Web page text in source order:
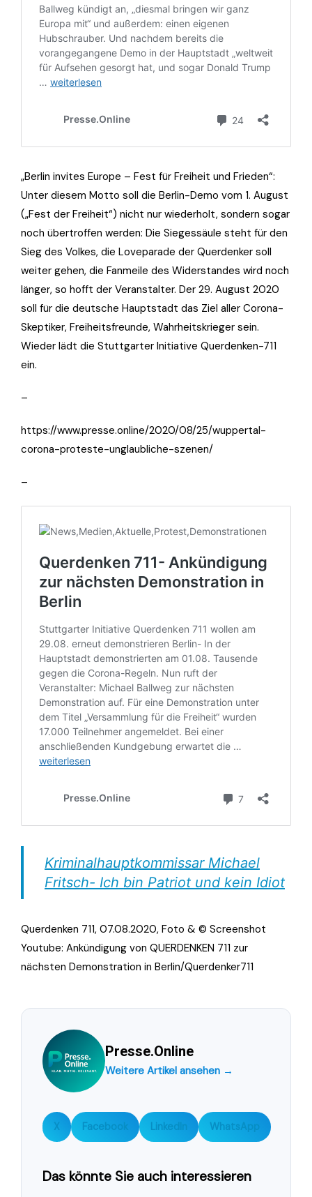
„Berlin invites Europe – Fest für Freiheit und Frieden“:
Unter diesem Motto soll die Berlin-Demo vom 1. August
(„Fest der Freiheit“) nicht nur wiederholt, sondern sogar
noch übertroffen werden: Die Siegessäule steht für den
Sieg des Volkes, die Loveparade der Querdenker soll
weiter gehen, die Fanmeile des Widerstandes wird noch
länger, so hofft der Veranstalter. Der 29. August 2020
soll für die deutsche Hauptstadt das Ziel aller Corona-
Skeptiker, Freiheitsfreunde, Wahrheitskrieger sein.
Wieder lädt die Stuttgarter Initiative Querdenken-711
ein.
–
https://www.presse.online/2020/08/25/wuppertal-
corona-proteste-unglaubliche-szenen/
–
Kriminalhauptkommissar Michael
Fritsch- Ich bin Patriot und kein Idiot
Querdenken 711, 07.08.2020, Foto & © Screenshot
Youtube: Ankündigung von QUERDENKEN 711 zur
nächsten Demonstration in Berlin/Querdenker711
Presse.Online
Weitere Artikel ansehen →
X Facebook LinkedIn WhatsApp
Das könnte Sie auch interessieren